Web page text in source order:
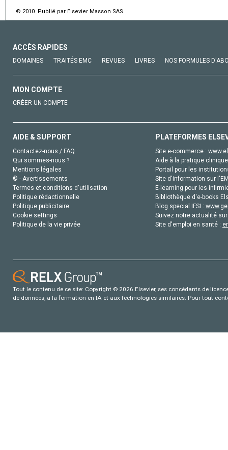
© 2010 Publié par Elsevier Masson SAS.
ACCÈS RAPIDES
DOMAINES TRAITÉS EMC REVUES LIVRES NOS FORMULES
MON COMPTE
CRÉER UN COMPTE
AIDE & SUPPORT
Contactez-nous / FAQ
Qui sommes-nous ?
Mentions légales
© - Avertissements
Termes et conditions d'utilisation
Politique rédactionnelle
Politique publicitaire
Cookie settings
Politique de la vie privée
PLATEFORMES
Site e-commerce :
Aide à la pratique
Portail pour les
Site d'information sur
E-learning pour les
Bibliothèque d'e-books
Blog special IFSI :
Suivez notre actualité
Site d'emploi en santé :
Tout le contenu de ce site: Copyright © 2026 Elsevier, ses concédants de
de données, a la formation en IA et aux technologies similaires. Pour tout